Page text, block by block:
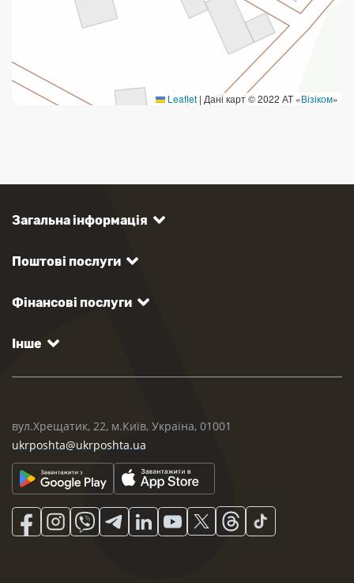
Leaflet|Дані карт © 2022 АТ «Візіком»
Загальна інформація
Поштові послуги
Фінансові послуги
Інше
вул.Хрещатик, 22, м.Київ, Україна, 01001
ukrposhta@ukrposhta.ua